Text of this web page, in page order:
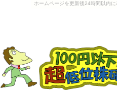
ホームページを更新後24時間以内に